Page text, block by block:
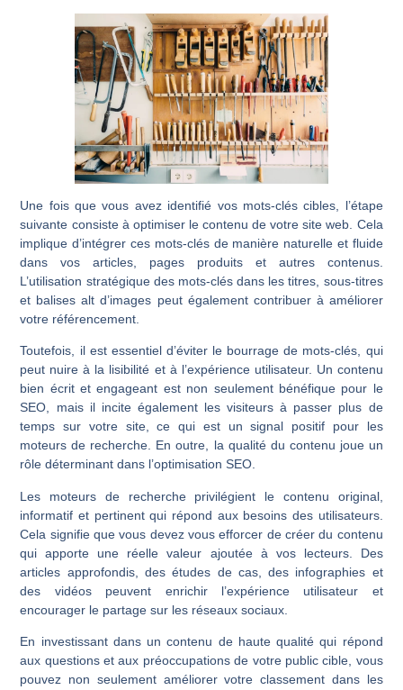
Une fois que vous avez identifié vos mots-clés cibles, l’étape
suivante consiste à optimiser le contenu de votre site web. Cela
implique d’intégrer ces mots-clés de manière naturelle et fluide
dans vos articles, pages produits et autres contenus.
L’utilisation stratégique des mots-clés dans les titres, sous-titres
et balises alt d’images peut également contribuer à améliorer
votre référencement.
Toutefois, il est essentiel d’éviter le bourrage de mots-clés, qui
peut nuire à la lisibilité et à l’expérience utilisateur. Un contenu
bien écrit et engageant est non seulement bénéfique pour le
SEO, mais il incite également les visiteurs à passer plus de
temps sur votre site, ce qui est un signal positif pour les
moteurs de recherche. En outre, la qualité du contenu joue un
rôle déterminant dans l’optimisation SEO.
Les moteurs de recherche privilégient le contenu original,
informatif et pertinent qui répond aux besoins des utilisateurs.
Cela signifie que vous devez vous efforcer de créer du contenu
qui apporte une réelle valeur ajoutée à vos lecteurs. Des
articles approfondis, des études de cas, des infographies et
des vidéos peuvent enrichir l’expérience utilisateur et
encourager le partage sur les réseaux sociaux.
En investissant dans un contenu de haute qualité qui répond
aux questions et aux préoccupations de votre public cible, vous
pouvez non seulement améliorer votre classement dans les